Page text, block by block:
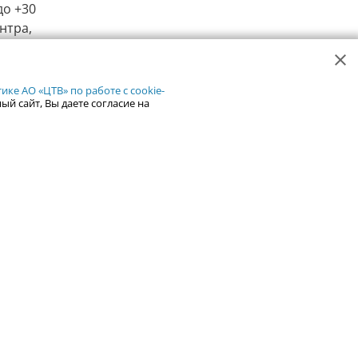
+30
новые
АО «ЦТВ» по работе с cookie-
сайт, Вы даете согласие на